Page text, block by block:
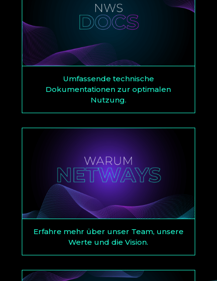
Umfassende technische
Dokumentationen zur optimalen
Nutzung.
Erfahre mehr über unser Team, unsere
Werte und die Vision.